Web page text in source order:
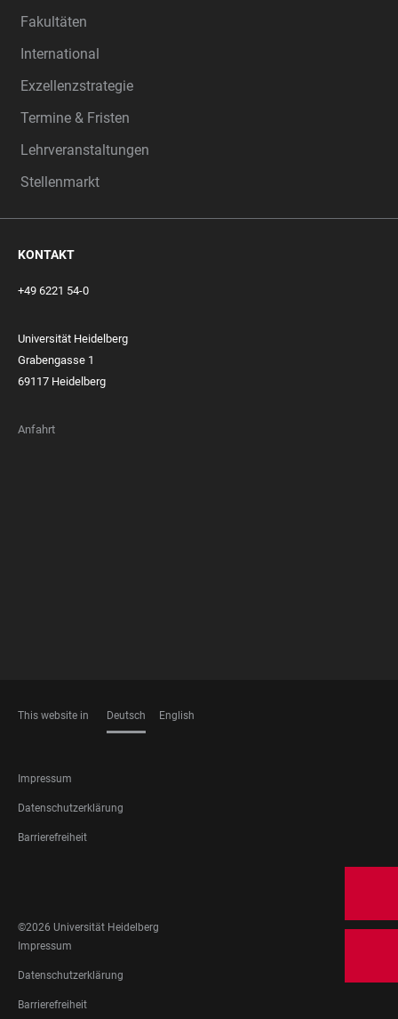
Fakultäten
International
Exzellenzstrategie
Termine & Fristen
Lehrveranstaltungen
Stellenmarkt
KONTAKT
+49 6221 54-0
Universität Heidelberg
Grabengasse 1
69117 Heidelberg
Anfahrt
This website in Deutsch English
FOOTER
LEGAL
Impressum
Datenschutzerklärung
Barrierefreiheit
MEDIA
©2026 Universität Heidelberg
FOOTER
LEGAL
Impressum
Datenschutzerklärung
Barrierefreiheit